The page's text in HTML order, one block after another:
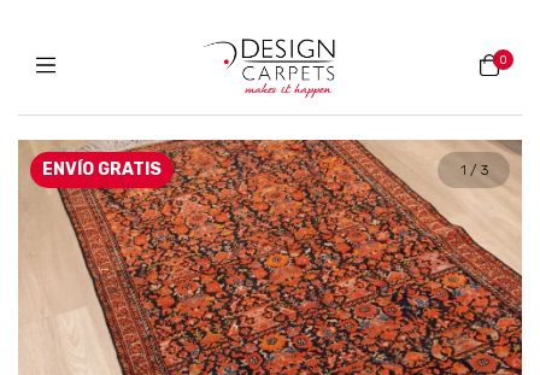
0
ENVÍO GRATIS 1 / 3